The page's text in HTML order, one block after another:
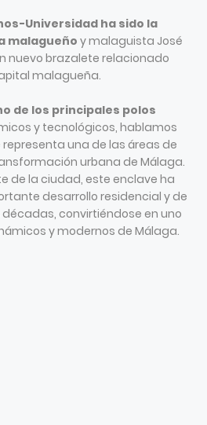
Universidad ha sido la
malagueño y malaguista José
nuevo brazalete relacionado
malagueña.
de los principales polos
y tecnológicos, hablamos
una de las áreas de
urbana de Málaga.
de la ciudad, este enclave ha
desarrollo residencial y de
convirtiéndose en uno
y modernos de Málaga.